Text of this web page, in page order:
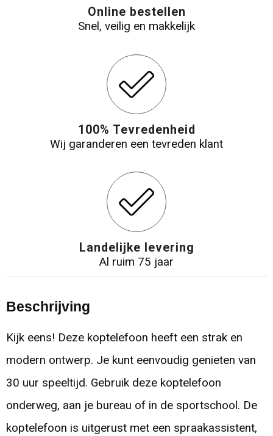
Online bestellen
Snel, veilig en makkelijk
100% Tevredenheid
Wij garanderen een tevreden klant
Landelijke levering
Al ruim 75 jaar
Beschrijving
Kijk eens! Deze koptelefoon heeft een strak en
modern ontwerp. Je kunt eenvoudig genieten van
30 uur speeltijd. Gebruik deze koptelefoon
onderweg, aan je bureau of in de sportschool. De
koptelefoon is uitgerust met een spraakassistent,